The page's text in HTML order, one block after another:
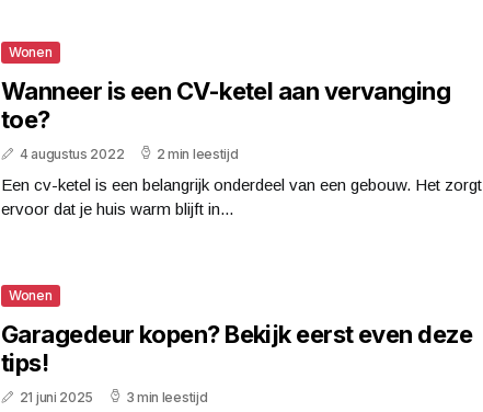
Wonen
Wanneer is een CV-ketel aan vervanging
toe?
4 augustus 2022 2 min leestijd
Een cv-ketel is een belangrijk onderdeel van een gebouw. Het zorgt
ervoor dat je huis warm blijft in...
Wonen
Garagedeur kopen? Bekijk eerst even deze
tips!
21 juni 2025 3 min leestijd